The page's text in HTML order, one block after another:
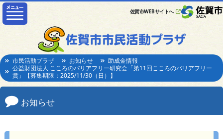
佐賀市WEBサイトへ
市民活動プラザ お知らせ
助成金情報
公益財団法人 こころのバリアフリー研究会「第11回こころのバリアフリー
賞」【募集期限：2025/11/30（日）】
お知らせ